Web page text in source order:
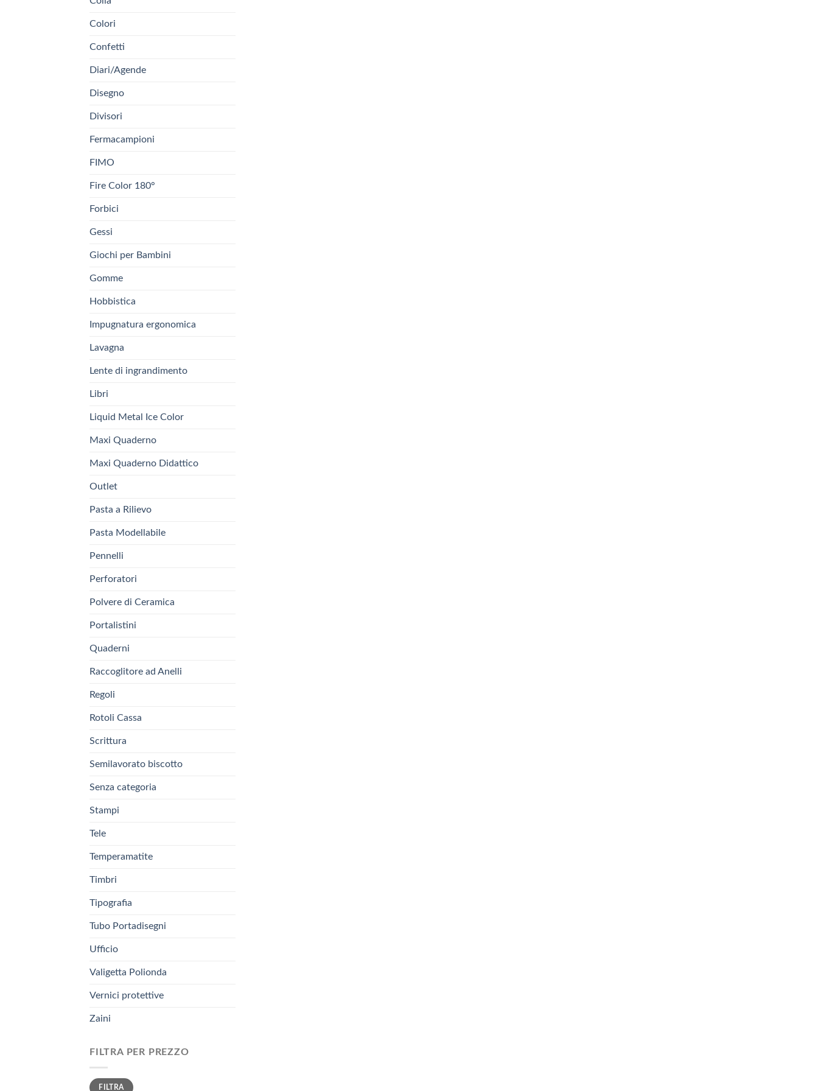
Colori
Confetti
Diari/Agende
Disegno
Divisori
Fermacampioni
FIMO
Fire Color 180°
Forbici
Gessi
Giochi per Bambini
Gomme
Hobbistica
Impugnatura ergonomica
Lavagna
Lente di ingrandimento
Libri
Liquid Metal Ice Color
Maxi Quaderno
Maxi Quaderno Didattico
Outlet
Pasta a Rilievo
Pasta Modellabile
Pennelli
Perforatori
Polvere di Ceramica
Portalistini
Quaderni
Raccoglitore ad Anelli
Regoli
Rotoli Cassa
Scrittura
Semilavorato biscotto
Senza categoria
Stampi
Tele
Temperamatite
Timbri
Tipografia
Tubo Portadisegni
Ufficio
Valigetta Polionda
Vernici protettive
Zaini
FILTRA PER PREZZO
Prezzo
Min
Prezzo
MaxFILTRA